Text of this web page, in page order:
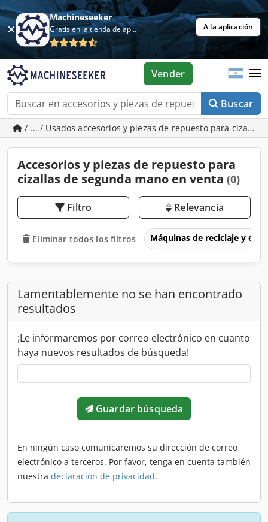
Machineseeker
Gratis en la tienda de aplicaciones A la aplicación
Buscar
Vender
/ ... / Usados accesorios y piezas de repuesto para cizallas
Accesorios y piezas de repuesto para
cizallas de segunda mano en venta (0)
Filtro Relevancia
Eliminar todos los filtros Máquinas de reciclaje y
Lamentablemente no se han encontrado
resultados
¡Le informaremos por correo electrónico en cuanto
haya nuevos resultados de búsqueda!
Guardar búsqueda
En ningún caso comunicaremos su dirección de correo
electrónico a terceros. Por favor, tenga en cuenta también
nuestra declaración de privacidad.